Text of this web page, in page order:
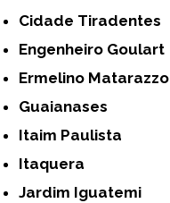
Cidade Tiradentes
Engenheiro Goulart
Ermelino Matarazzo
Guaianases
Itaim Paulista
Itaquera
Jardim Iguatemi